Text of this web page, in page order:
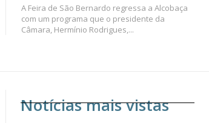
A Feira de São Bernardo regressa a Alcobaça
com um programa que o presidente da
Câmara, Hermínio Rodrigues,...
Notícias mais vistas